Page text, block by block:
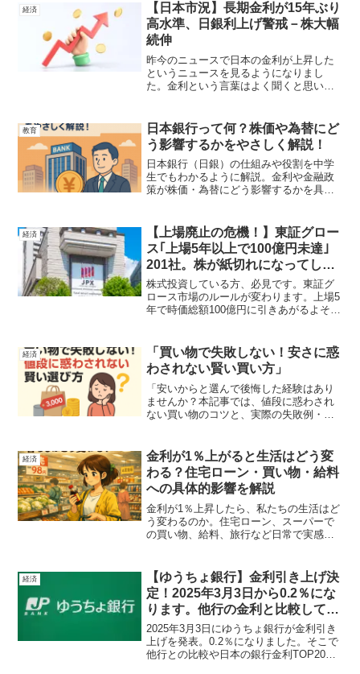
経済
【日本市況】長期金利が15年ぶり
高水準、日銀利上げ警戒－株大幅
続伸
昨今のニュースで日本の金利が上昇した
というニュースを見るようになりまし
た。金利という言葉はよく聞くと思いま
やすく解説しています。株式、債券、為
替の市場に分けてありますので、参考ま
でにお読みください。
教育
日本銀行って何？株価や為替にど
う影響するかをやさしく解説！
日本銀行（日銀）の仕組みや役割を中学
生でもわかるように解説。金利や金融政
策が株価・為替にどう影響するかを具体
経済
【上場廃止の危機！】東証グロー
ス｢上場5年以上で100億円未達｣
201社。株が紙切れになってしま
うのか…
株式投資している方、必見です。東証グ
ロース市場のルールが変わります。上場5
年で時価総額100億円に引きあがるよそう
そうしますと、株式が紙切れになってし
まうので、資産運用している方はポート
フォリオを見直しに確認してみてくださ
い。
経済
「買い物で失敗しない！安さに惑
わされない賢い買い方」
「安いからと選んで後悔した経験はあり
ませんか？本記事では、値段に惑わされ
ない買い物のコツと、実際の失敗例・成
経済
金利が1％上がると生活はどう変
わる？住宅ローン・買い物・給料
への具体的影響を解説
金利が1％上昇したら、私たちの生活はど
う変わるのか。住宅ローン、スーパーで
の買い物、給料、旅行など日常で実感で
経済
【ゆうちょ銀行】金利引き上げ決
定！2025年3月3日から0.2％にな
ります。他行の金利と比較してみ
よう。
2025年3月3日にゆうちょ銀行が金利引き
上げを発表。0.2％になりました。そこで
他行との比較や日本の銀行金利TOP20を